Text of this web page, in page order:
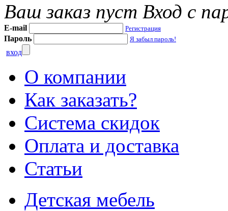
Ваш заказ пуст Вход с
E-mail Регистрация
Пароль Я забыл пароль!
вход
О компании
Как заказать?
Система скидок
Оплата и доставка
Статьи
Детская мебель